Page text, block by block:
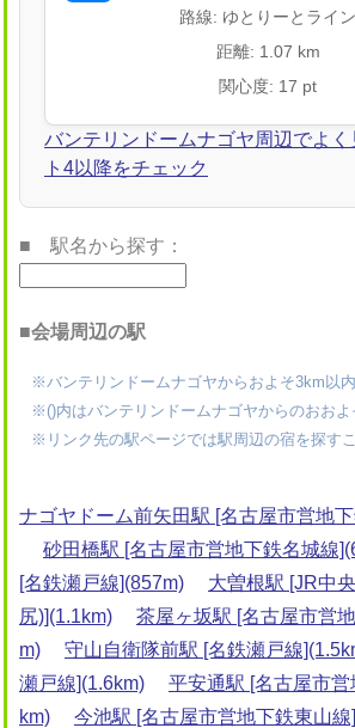
路線: ゆとりーとライン
距離: 1.07 km
関心度: 17 pt
バンテリンドームナゴヤ周辺でよく
ト4以降をチェック
■ 駅名から探す：
■会場周辺の駅
※バンテリンドームナゴヤからおよそ3km以内
※()内はバンテリンドームナゴヤからのおおよ
※リンク先の駅ページでは駅周辺の宿を探すこ
ナゴヤドーム前矢田駅 [名古屋市営地
砂田橋駅 [名古屋市営地下鉄名城線
[名鉄瀬戸線](857m)
大曽根駅 [JR中
尻)](1.1km)
茶屋ヶ坂駅 [名古屋市営
m)
守山自衛隊前駅 [名鉄瀬戸線
瀬戸線](1.6km)
平安通駅 [名古屋市
km)
今池駅 [名古屋市営地下鉄東山線